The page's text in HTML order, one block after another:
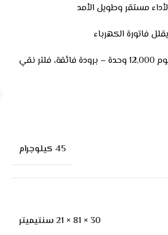
لأداء مستقر وطويل الأمد
يقلل فاتورة الكهرباء
مكيف جنرال بلس بلاتينيوم 12,000 وحدة – برودة فائقة، فلتر نقي
45 كيلوجرام
30 × 81 × 21 سنتيميتر